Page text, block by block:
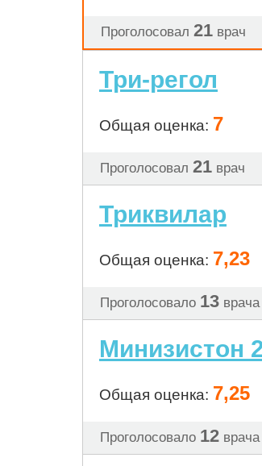
Проголосовал 21 врач
Три-регол
Общая оценка: 7
Проголосовал 21 врач
Триквилар
Общая оценка: 7,23
Проголосовало 13 врача
Минизистон
Общая оценка: 7,25
Проголосовало 12 врача